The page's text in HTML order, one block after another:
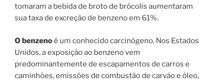
tomaram a bebida de broto de brócolis aumentaram
sua taxa de excreção de benzeno em 61%.
O benzenoé um conhecido carcinógeno. Nos Estados
Unidos, a exposição ao benzeno vem
predominantemente de escapamentos de carros e
caminhões, emissões de combustão de carvão e óleo,